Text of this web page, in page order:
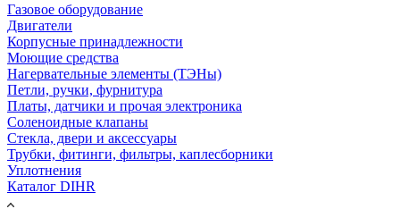
Газовое оборудование
Двигатели
Корпусные принадлежности
Моющие средства
Нагервательные элементы (ТЭНы)
Петли, ручки, фурнитура
Платы, датчики и прочая электроника
Соленоидные клапаны
Стекла, двери и аксессуары
Трубки, фитинги, фильтры, каплесборники
Уплотнения
Каталог DIHR